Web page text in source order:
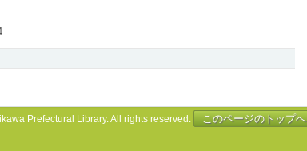
Prefectural Library. All rights reserved. このページのトップへ